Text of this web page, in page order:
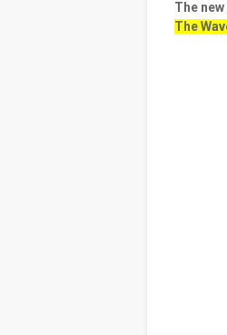
The
The